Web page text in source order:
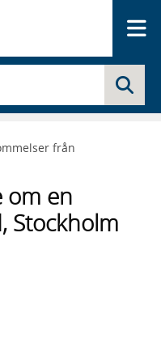
från
om en
Stockholm